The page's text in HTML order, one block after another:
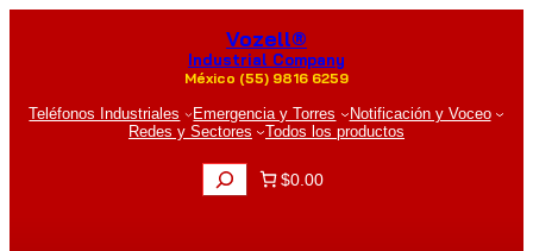
Vozell®
Industrial Company
México (55) 9816 6259
Teléfonos Industriales
Emergencia y Torres
Notificación y Voceo
Redes y Sectores
Todos los productos
B
u
$0.00